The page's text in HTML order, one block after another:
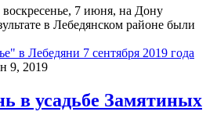
7 июня, на Дону
в Лебедянском районе были
9, 2019
в усадьбе Замятиных